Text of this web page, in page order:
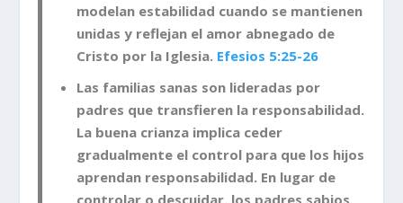
modelan estabilidad cuando se mantienen
unidas y reflejan el amor abnegado de
Cristo por la Iglesia. Efesios 5:25-26
Las familias sanas son lideradas por
padres que transfieren la responsabilidad.
La buena crianza implica ceder
gradualmente el control para que los hijos
aprendan responsabilidad. En lugar de